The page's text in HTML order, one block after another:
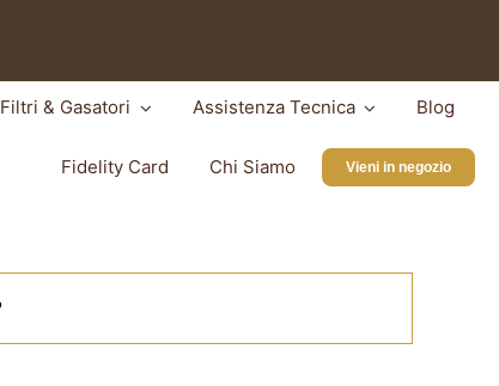
Filtri & Gasatori Assistenza Tecnica Blog
Fidelity Card Chi Siamo Vieni in negozio